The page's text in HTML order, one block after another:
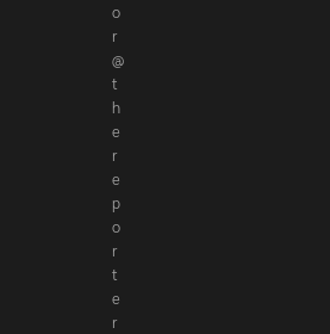
o
r
@
t
h
e
r
e
p
o
r
t
e
r